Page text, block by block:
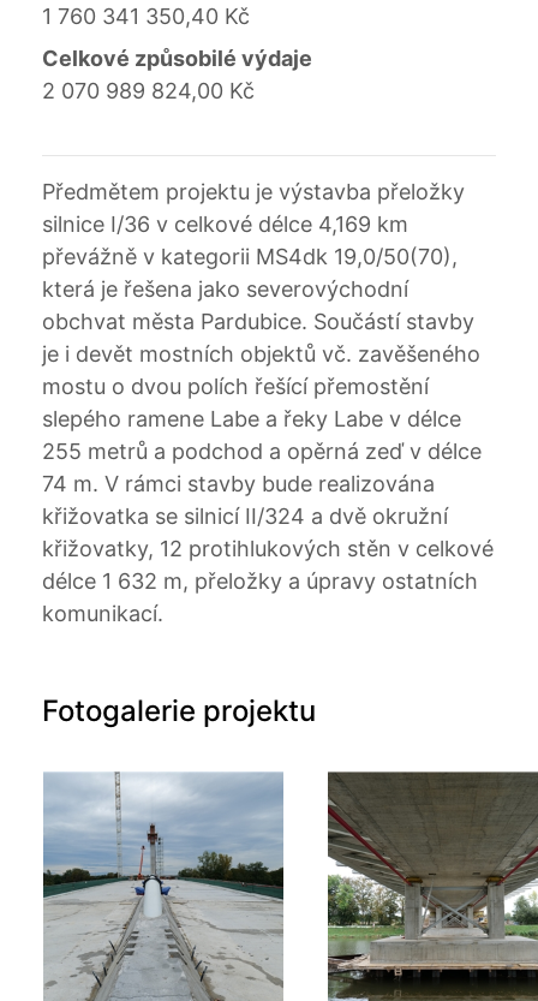
1 760 341 350,40 Kč
Celkové způsobilé výdaje
2 070 989 824,00 Kč
Předmětem projektu je výstavba přeložky
silnice I/36 v celkové délce 4,169 km
převážně v kategorii MS4dk 19,0/50(70),
která je řešena jako severovýchodní
obchvat města Pardubice. Součástí stavby
je i devět mostních objektů vč. zavěšeného
mostu o dvou polích řešící přemostění
slepého ramene Labe a řeky Labe v délce
255 metrů a podchod a opěrná zeď v délce
74 m. V rámci stavby bude realizována
křižovatka se silnicí II/324 a dvě okružní
křižovatky, 12 protihlukových stěn v celkové
délce 1 632 m, přeložky a úpravy ostatních
komunikací.
Fotogalerie projektu